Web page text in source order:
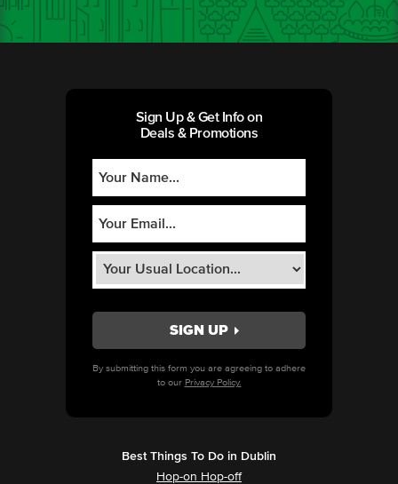
Sign Up & Get Info on
Deals & Promotions
By submitting this form you are agreeing to adhere
to our Privacy Policy.
Best Things To Do in Dublin
Hop-on Hop-off